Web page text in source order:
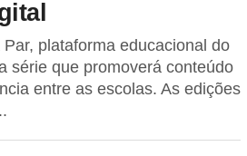
plataforma educacional do
série que promoverá conteúdo
entre as escolas. As edições